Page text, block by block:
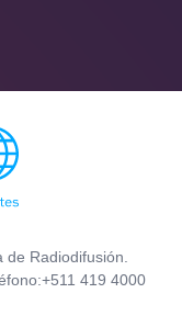
Radiodifusión.
419 4000